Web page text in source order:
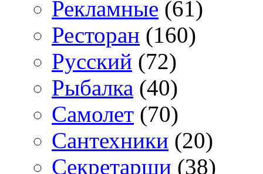
Рекламные (61)
Ресторан (160)
Русский (72)
Рыбалка (40)
Самолет (70)
Сантехники (20)
Секретарши (38)